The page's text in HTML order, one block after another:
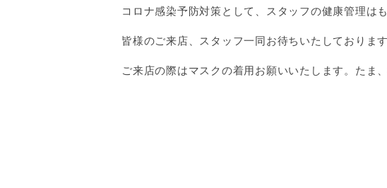
コロナ感染予防対策として、スタッフの健康管理は
皆様のご来店、スタッフ一同お待ちいたしております
ご来店の際はマスクの着用お願いいたします。たま